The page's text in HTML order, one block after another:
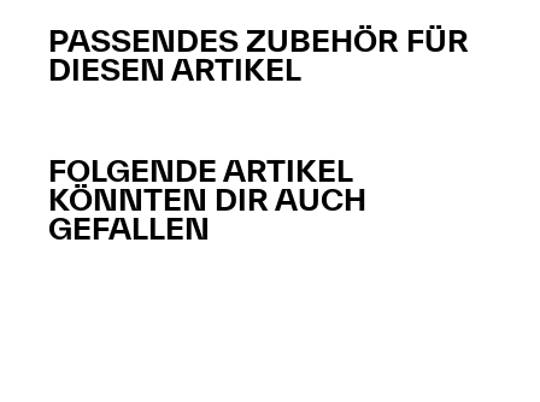
PASSENDES ZUBEHÖR FÜR
DIESEN ARTIKEL
FOLGENDE ARTIKEL
KÖNNTEN DIR AUCH
GEFALLEN​​